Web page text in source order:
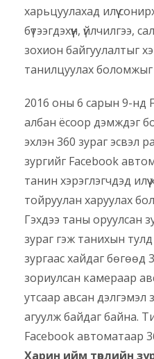
харьцуулахад илүү
бүтээгдэхүүн,
зохион байгуулалтыг
танилцуулах боломжыг
2016 оны 6 сарын 9-нд
албан ёсоор дэмждэг
эхлэн 360 зураг эсвэл
зургийг Facebook
танин хэрэглэгчдэд
тойруулан харуулах
Гэхдээ таны оруулсан
зураг гэж танихын
зургаас хайдаг бөгөөд
зориулсан камераар
утсаар авсан дэлгэмэл
агуулж байдаг байна.
Facebook автоматаар
Харин ийм төрлийн